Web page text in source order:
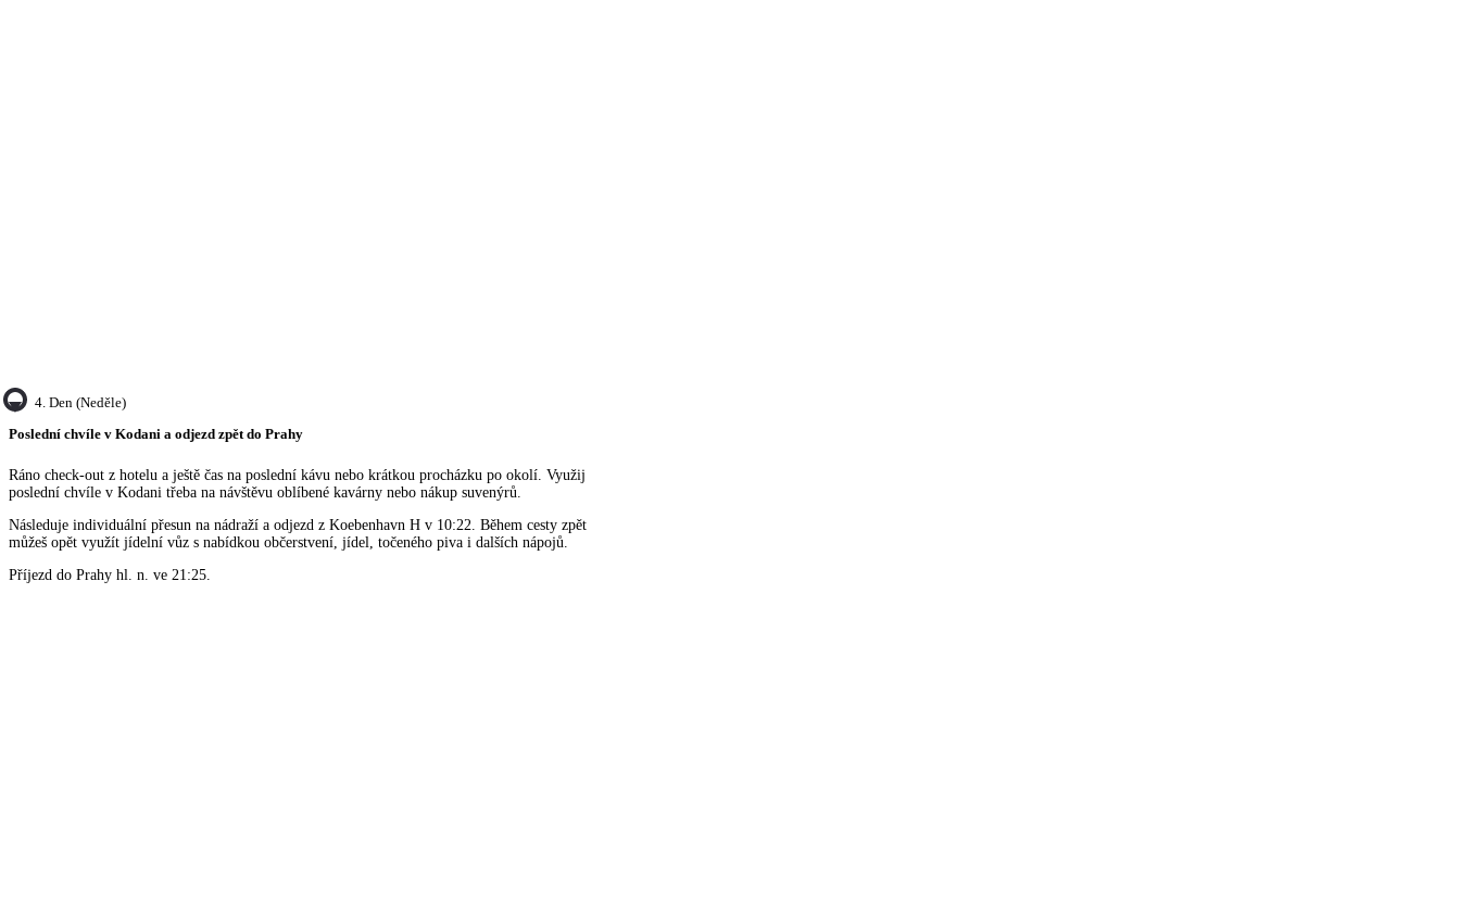
4. Den (neděle)
Poslední chvíle v Kodani a odjezd zpět do Prahy
Ráno check-out z hotelu a ještě čas na poslední kávu nebo krátkou procházku po okolí. Využij
poslední chvíle v Kodani třeba na návštěvu oblíbené kavárny nebo nákup suvenýrů.
Následuje individuální přesun na nádraží a odjezd z Koebenhavn H v 10:22. Během cesty zpět
můžeš opět využít jídelní vůz s nabídkou občerstvení, jídel, točeného piva i dalších nápojů.
Příjezd do Prahy hl. n. ve 21:25.